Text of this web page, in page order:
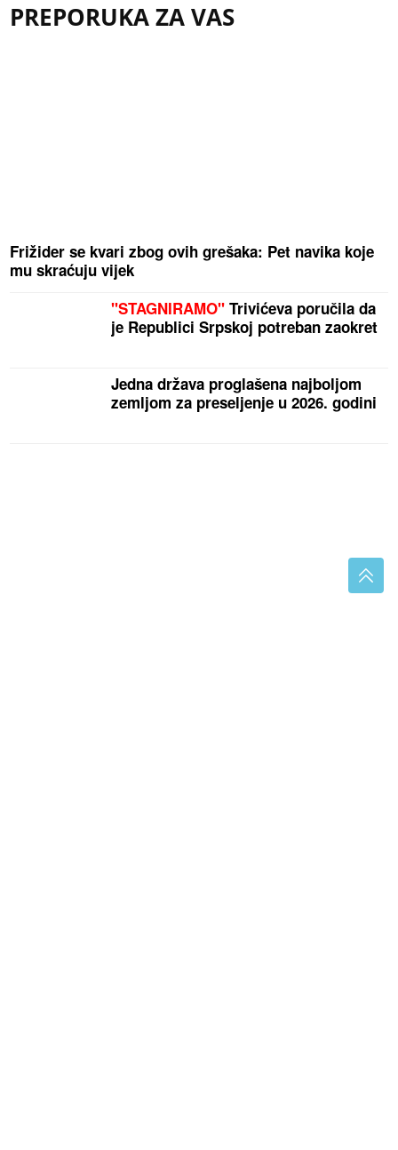
PREPORUKA ZA VAS
Frižider se kvari zbog ovih grešaka: Pet navika koje
mu skraćuju vijek
"STAGNIRAMO" Trivićeva poručila da
je Republici Srpskoj potreban zaokret
Jedna država proglašena najboljom
zemljom za preseljenje u 2026. godini